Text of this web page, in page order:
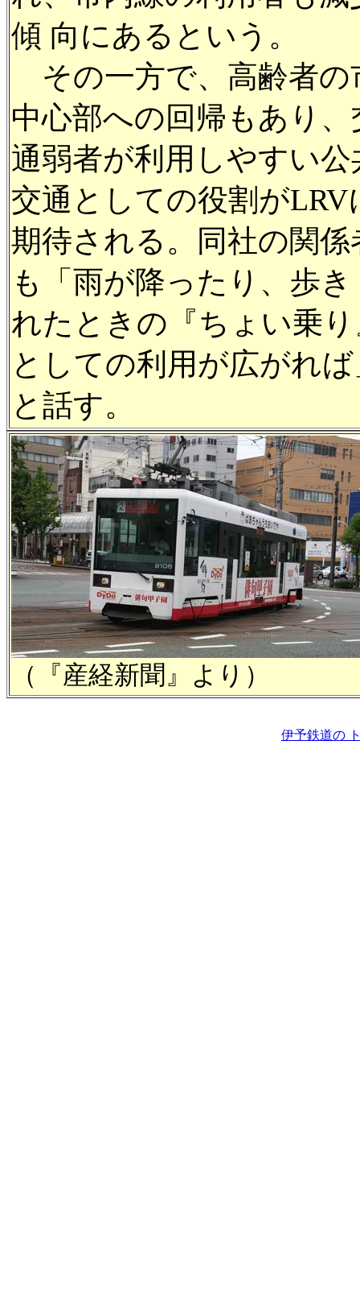
傾 向にあるという。
その一方で、高齢者の
中心部への回帰もあり、
通弱者が利用しやすい公
交通としての役割がLRV
期待される。同社の関係
も「雨が降ったり、歩き
れたときの『ちょい乗
としての利用が広がれ
と話す。
（『産経新聞』より）
伊予鉄道の